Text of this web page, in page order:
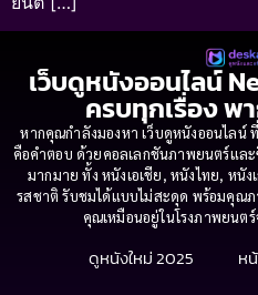
เว็บดูหนังออนไลน์
ครบทุกเรื่อง พ
หากคุณกำลังมองหา เว็บดูหนังออนไลน์
คือคำตอบ ด้วยคอลเลกชันภาพยนตร์แล
มากมาย ทั้ง หนังเอเชีย, หนังไทย, หนั
รสชาติ รับชมได้แบบไม่สะดุด พร้อมคุณ
คุณเหมือนอยู่ในโรงภาพยนต
ดูหนังใหม่ 2025 ห